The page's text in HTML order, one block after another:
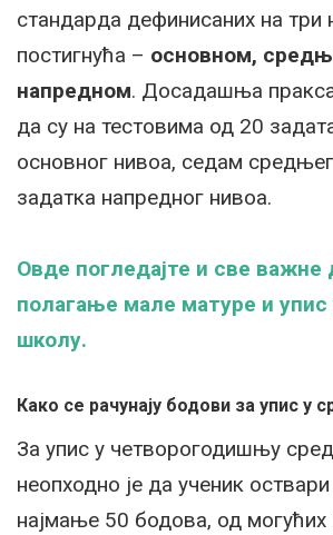
стандарда дефинисаних на три
постигнућа – основном,
напредном. Досадашња пракса
да су на тестовима од 20
основног нивоа, седам
задатка напредног нивоа.
Овде погледајте и све важне
полагање мале матуре и
школу.
Како се рачунају бодови за упис у
За упис у четворогодишњу
неопходно је да ученик
најмање 50 бодова, од